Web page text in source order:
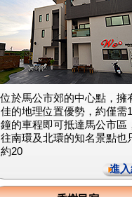
位於馬公市郊的中心點，擁
佳的地理位置優勢，約僅需
鐘的車程即可抵達馬公市區
往南環及北環的知名景點也
約20
進